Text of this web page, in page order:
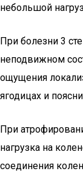
небольшой
При болезни 3
неподвижном
ощущения
ягодицах и
При
нагрузка на
соединения